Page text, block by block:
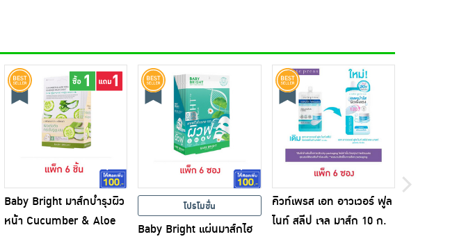
Baby Bright มาส์กบำรุงผิว
หน้า Cucumber & Aloe
โปรโมชั่น
Baby Bright แผ่นมาส์กไฮ
คิวท์เพรส เอท อาวเวอร์ ฟูล
ไนท์ สลีป เจล มาส์ก 10 ก.